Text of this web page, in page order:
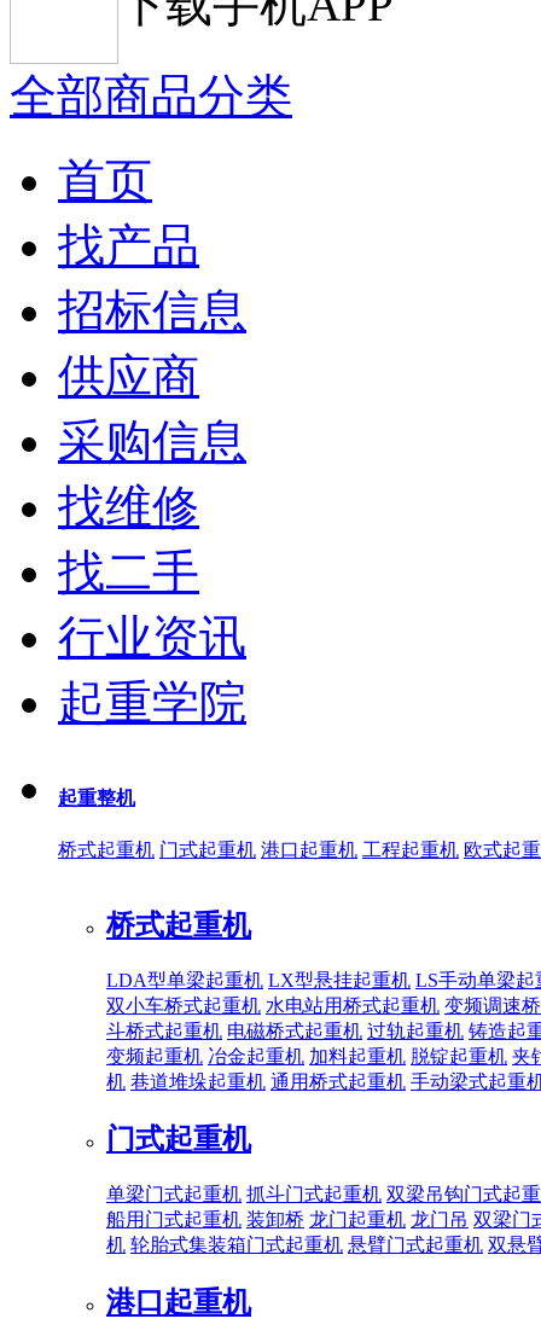
全部商品分类
首页
找产品
招标信息
供应商
采购信息
找维修
找二手
行业资讯
起重学院
起重整机
桥式起重机 门式起重机 港口起重机 工程起重机 欧式起
桥式起重机
LDA型单梁起重机 LX型悬挂起重机 LS手动单梁起
双小车桥式起重机 水电站用桥式起重机 变频调速
斗桥式起重机 电磁桥式起重机 过轨起重机 铸造起
变频起重机 冶金起重机 加料起重机 脱锭起重机 夹
机 巷道堆垛起重机 通用桥式起重机 手动梁式起重
门式起重机
单梁门式起重机 抓斗门式起重机 双梁吊钩门式起
船用门式起重机 装卸桥 龙门起重机 龙门吊 双梁门
机 轮胎式集装箱门式起重机 悬臂门式起重机 双悬
港口起重机